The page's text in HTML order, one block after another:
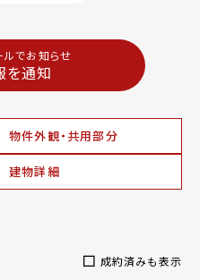
ルでお知らせ
を通知
物件外観・共用部分
建物詳細
成約済みも表示